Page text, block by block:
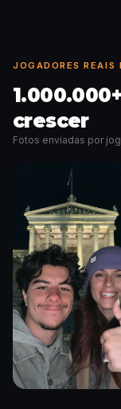
JOGADORES REAIS
crescer
Fotos enviadas por